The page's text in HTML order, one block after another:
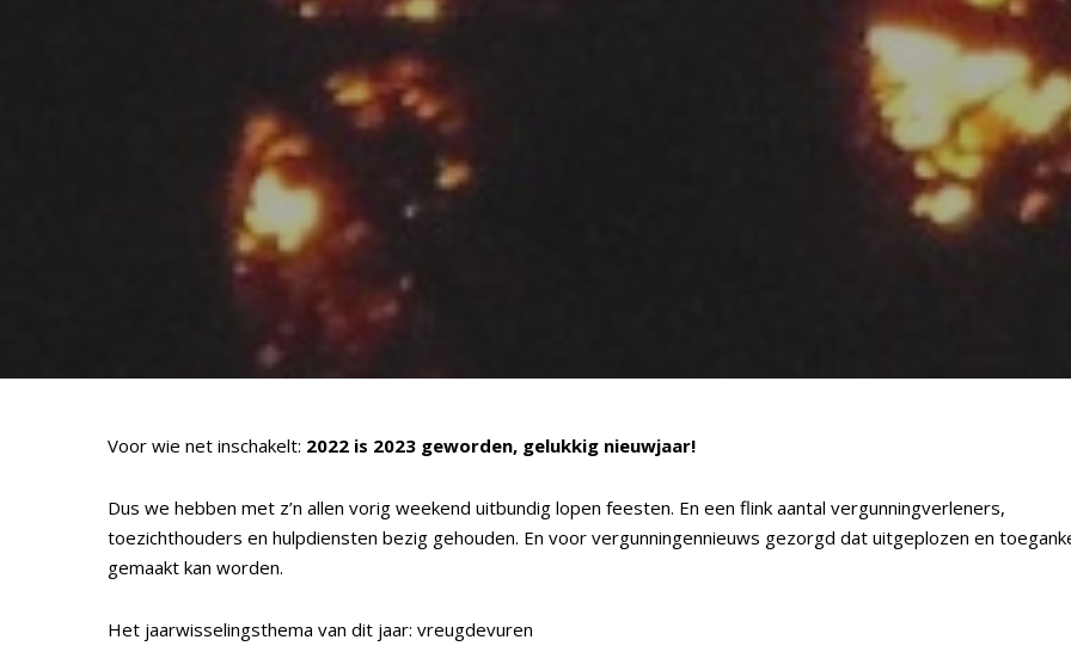
Voor wie net inschakelt: 2022 is 2023 geworden, gelukkig nieuwjaar!
Dus we hebben met z’n allen vorig weekend uitbundig lopen feesten. En een flink aantal vergunningverleners,
toezichthouders en hulpdiensten bezig gehouden. En voor vergunningennieuws gezorgd dat uitgeplozen en
gemaakt kan worden.
Het jaarwisselingsthema van dit jaar: vreugdevuren